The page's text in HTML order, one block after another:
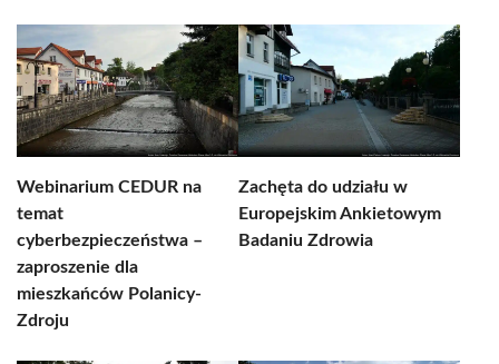
Webinarium CEDUR na
temat
cyberbezpieczeństwa –
zaproszenie dla
mieszkańców Polanicy-
Zdroju
Zachęta do udziału w
Europejskim Ankietowym
Badaniu Zdrowia